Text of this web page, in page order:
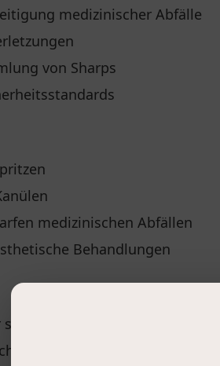
medizinischer Abfälle
von Sharps
medizinischen Abfällen
Behandlungen
Oberfläche platzieren.
Abfälle (Spritzen, Kanülen)